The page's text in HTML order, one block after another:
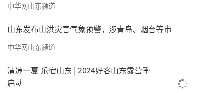
中华网山东频道
山东发布山洪灾害气象预警，涉青岛、烟台等市
中华网山东频道
清凉一夏 乐宿山东 | 2024好客山东露营季
启动